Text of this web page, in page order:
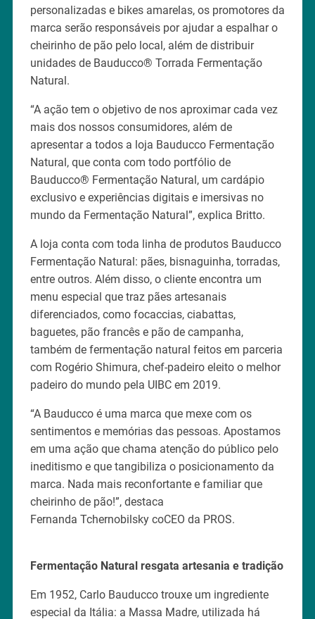
personalizadas e bikes amarelas, os promotores da
marca serão responsáveis por ajudar a espalhar o
cheirinho de pão pelo local, além de distribuir
unidades de Bauducco® Torrada Fermentação
Natural.
“A ação tem o objetivo de nos aproximar cada vez
mais dos nossos consumidores, além de
apresentar a todos a loja Bauducco Fermentação
Natural, que conta com todo portfólio de
Bauducco® Fermentação Natural, um cardápio
exclusivo e experiências digitais e imersivas no
mundo da Fermentação Natural”, explica Britto.
A loja conta com toda linha de produtos Bauducco
Fermentação Natural: pães, bisnaguinha, torradas,
entre outros. Além disso, o cliente encontra um
menu especial que traz pães artesanais
diferenciados, como focaccias, ciabattas,
baguetes, pão francês e pão de campanha,
também de fermentação natural feitos em parceria
com Rogério Shimura, chef-padeiro eleito o melhor
padeiro do mundo pela UIBC em 2019.
“A Bauducco é uma marca que mexe com os
sentimentos e memórias das pessoas. Apostamos
em uma ação que chama atenção do público pelo
ineditismo e que tangibiliza o posicionamento da
marca. Nada mais reconfortante e familiar que
cheirinho de pão!”, destaca
Fernanda Tchernobilsky coCEO da PROS.
Fermentação Natural resgata artesania e tradição
Em 1952, Carlo Bauducco trouxe um ingrediente
especial da Itália: a Massa Madre, utilizada há